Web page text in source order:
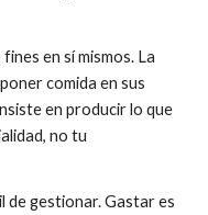
en sí mismos. La
comida en sus
en producir lo que
no tu
de gestionar. Gastar es